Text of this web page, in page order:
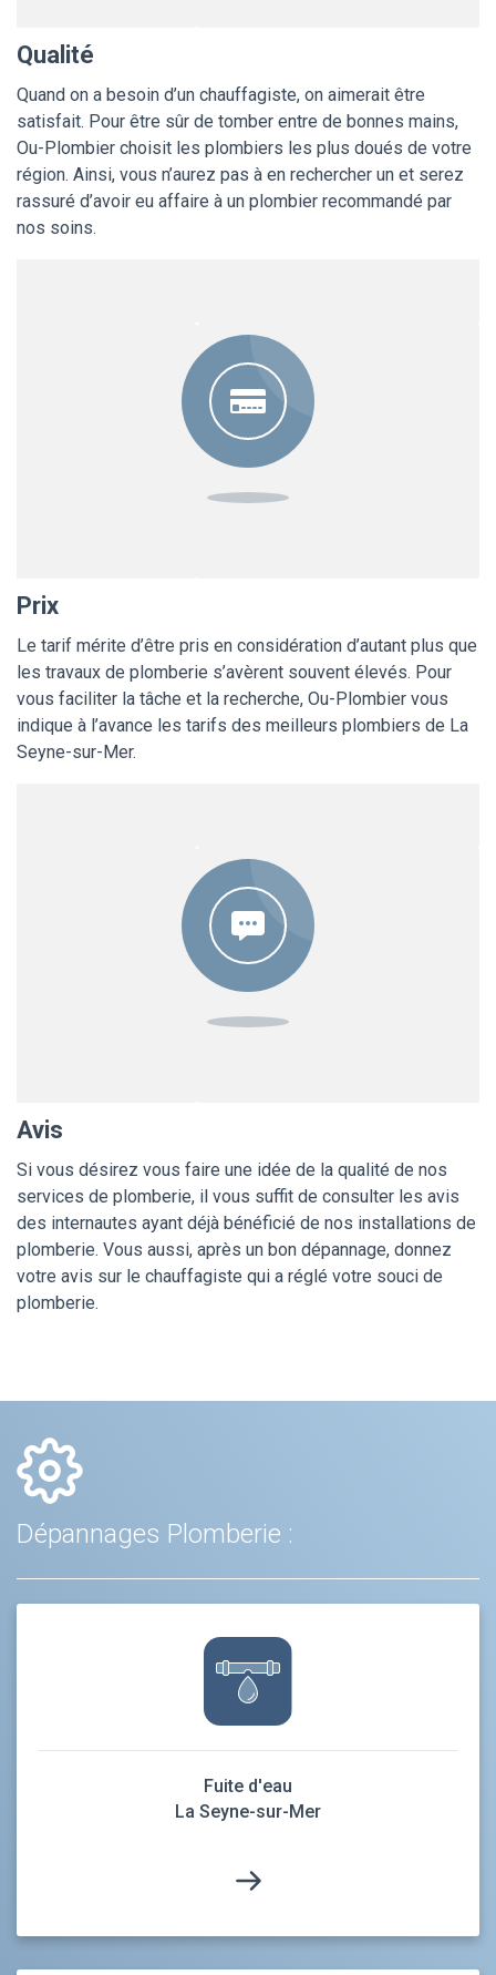
Qualité
Quand on a besoin d’un chauffagiste, on aimerait être
satisfait. Pour être sûr de tomber entre de bonnes mains,
Ou-Plombier choisit les plombiers les plus doués de votre
région. Ainsi, vous n’aurez pas à en rechercher un et serez
rassuré d’avoir eu affaire à un plombier recommandé par
nos soins.
Prix
Le tarif mérite d’être pris en considération d’autant plus que
les travaux de plomberie s’avèrent souvent élevés. Pour
vous faciliter la tâche et la recherche, Ou-Plombier vous
indique à l’avance les tarifs des meilleurs plombiers de La
Seyne-sur-Mer.
Avis
Si vous désirez vous faire une idée de la qualité de nos
services de plomberie, il vous suffit de consulter les avis
des internautes ayant déjà bénéficié de nos installations de
plomberie. Vous aussi, après un bon dépannage, donnez
votre avis sur le chauffagiste qui a réglé votre souci de
plomberie.
Dépannages Plomberie :
Fuite d'eau
La Seyne-sur-Mer